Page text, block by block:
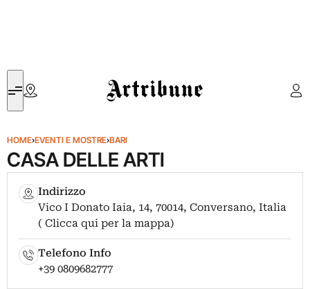
Artribune
HOME›EVENTI E MOSTRE›BARI
CASA DELLE ARTI
Indirizzo
Vico I Donato Iaia, 14, 70014, Conversano, Italia
( Clicca qui per la mappa)
Telefono Info
+39 0809682777